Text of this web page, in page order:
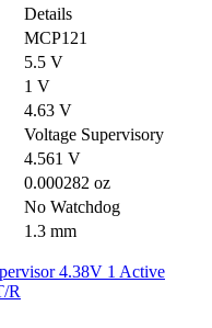
Details
MCP121
5.5 V
1 V
4.63 V
Voltage Supervisory
4.561 V
0.000282 oz
No Watchdog
1.3 mm
4.38V 1 Active
R